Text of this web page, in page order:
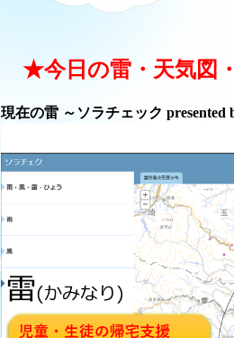
★今日の雷・天気図
現在の雷 ～ソラチェック presented